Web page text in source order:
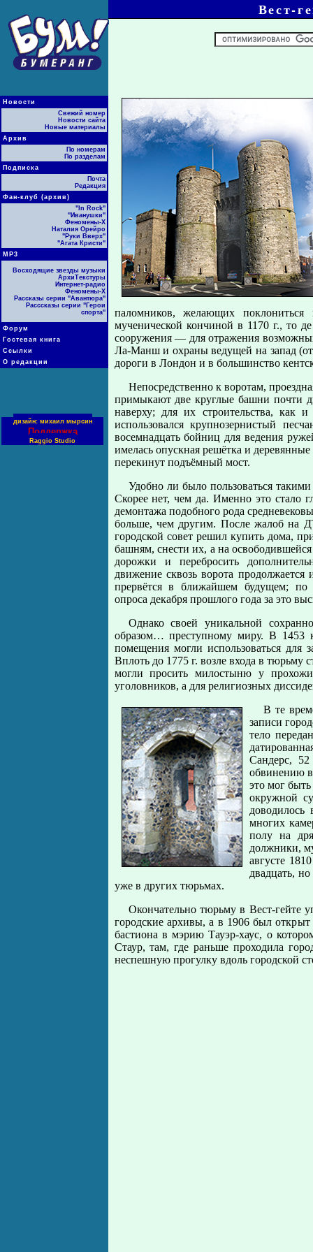
Новости
Свежий номер
Новости сайта
Новые материалы
Архив
По номерам
По разделам
Подписка
Почта
Редакция
Фан-клуб (архив)
"In Rock"
"Иванушки"
Феномены-Х
Наталия Орейро
"Руки Вверх"
"Агата Кристи"
МР3
Восходящие звезды музыки
АрхиТекстуры
Интернет-радио
Феномены-Х
Рассказы серии "Авантюра"
Расссказы серии "Герои
спорта"
Форум
Гостевая книга
Ссылки
О редакции
дизайн: михаил мырсин
Поддержка
Raggio Studio
Вест-
паломников, желающих поклониться
мученической кончиной в 1170 г., то
сооружения — для отражения
Ла-Манш и охраны ведущей на запад
дороги в Лондон и в большинство
Непосредственно к воротам,
примыкают две круглые башни почти
наверху; для их строительства, как
использовался крупнозернистый
восемнадцать бойниц для ведения
имелась опускная решётка и
перекинут подъёмный мост.
Удобно ли было пользоваться
Скорее нет, чем да. Именно это стало
демонтажа подобного рода
больше, чем другим. После жалоб на
городской совет решил купить дома,
башням, снести их, а на
дорожки и перебросить
движение сквозь ворота
прервётся в ближайшем будущем; по
опроса декабря прошлого года за это
Однако своей уникальной
образом… преступному миру. В 1453
помещения могли использоваться
Вплоть до 1775 г. возле входа в тюрьму
могли просить милостыню у
уголовников, а для религиозных
В те
записи
тело
Сандерс,
обвинению
это мог
окружной
многих
полу на
должники,
августе
двадцать,
уже в других тюрьмах.
Окончательно тюрьму в Вест-гейте
городские архивы, а в 1906 был
бастиона в мэрию Тауэр-хаус, о
Стаур, там, где раньше проходила
неспешную прогулку вдоль городской